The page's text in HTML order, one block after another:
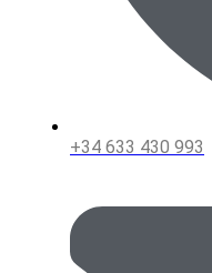
+34 633 430 993